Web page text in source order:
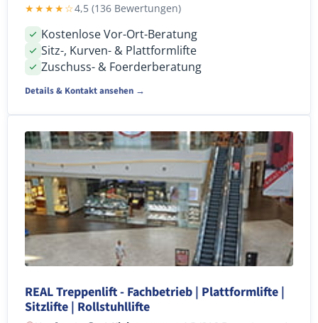
★★★★☆4,5 (136 Bewertungen)
Kostenlose Vor-Ort-Beratung
Sitz-, Kurven- & Plattformlifte
Zuschuss- & Foerderberatung
Details & Kontakt ansehen →
REAL Treppenlift - Fachbetrieb | Plattformlifte |
Sitzlifte | Rollstuhllifte